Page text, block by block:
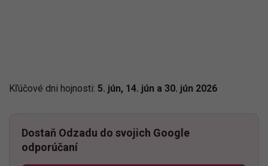
Kľúčové dni hojnosti: 5. jún, 14. jún a 30. jún 2026
Dostaň Odzadu do svojich Google
odporúčaní